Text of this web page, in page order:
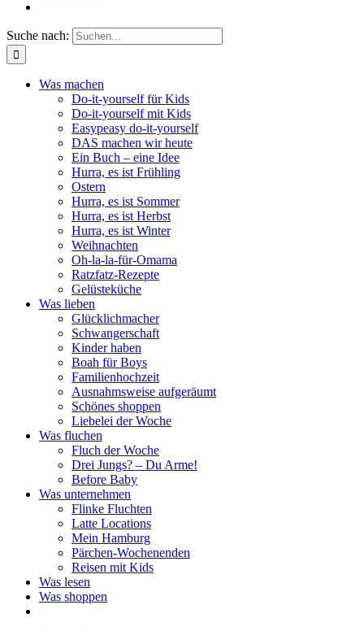
Suche nach:
Was machen
Do-it-yourself für Kids
Do-it-yourself mit Kids
Easypeasy do-it-yourself
DAS machen wir heute
Ein Buch – eine Idee
Hurra, es ist Frühling
Ostern
Hurra, es ist Sommer
Hurra, es ist Herbst
Hurra, es ist Winter
Weihnachten
Oh-la-la-für-Omama
Ratzfatz-Rezepte
Gelüsteküche
Was lieben
Glücklichmacher
Schwangerschaft
Kinder haben
Boah für Boys
Familienhochzeit
Ausnahmsweise aufgeräumt
Schönes shoppen
Liebelei der Woche
Was fluchen
Fluch der Woche
Drei Jungs? – Du Arme!
Before Baby
Was unternehmen
Flinke Fluchten
Latte Locations
Mein Hamburg
Pärchen-Wochenenden
Reisen mit Kids
Was lesen
Was shoppen